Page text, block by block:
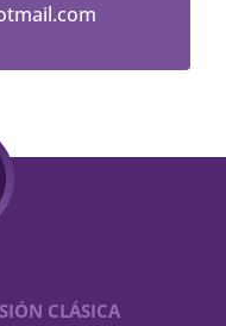
.com
CLÁSICA